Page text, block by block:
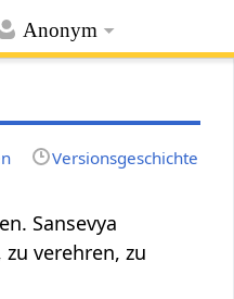
Anonym
Versionsgeschichte
Sansevya
verehren, zu